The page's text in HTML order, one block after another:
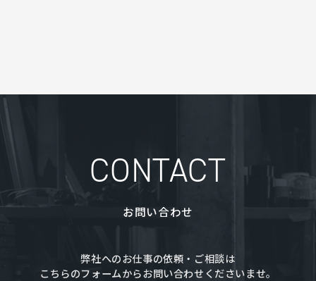
CONTACT
お問い合わせ
弊社へのお仕事の依頼・ご相談は
こちらのフォームからお問い合わせくださいませ。